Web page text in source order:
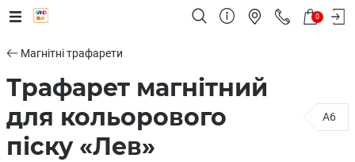
0
Магнітні трафарети
Трафарет магнітний
для кольорового
піску «Лев»
A6